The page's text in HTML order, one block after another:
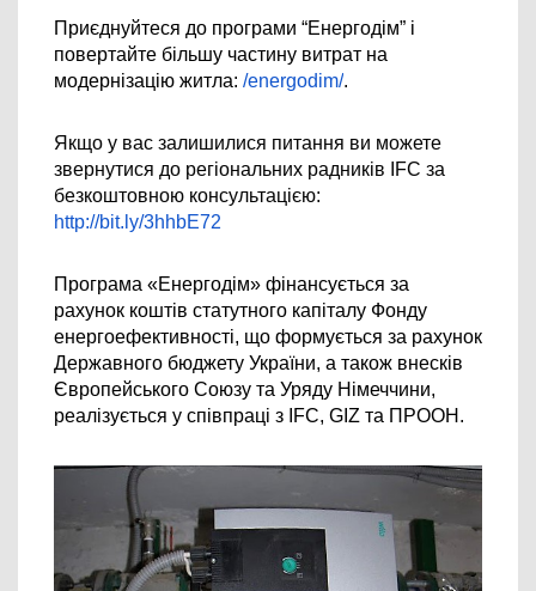
Приєднуйтеся до програми “Енергодім” і
повертайте більшу частину витрат на
модернізацію житла: /energodim/.
Якщо у вас залишилися питання ви можете
звернутися до регіональних радників IFC за
http://bit.ly/3hhbE72
Програма «Енергодім» фінансується за
рахунок коштів статутного капіталу Фонду
енергоефективності, що формується за рахунок
Державного бюджету України, а також внесків
Європейського Союзу та Уряду Німеччини,
реалізується у співпраці з IFC, GIZ та ПРООН.